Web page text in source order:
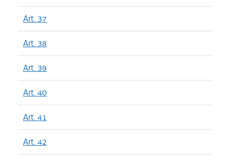
Art. 37
Art. 38
Art. 39
Art. 40
Art. 41
Art. 42